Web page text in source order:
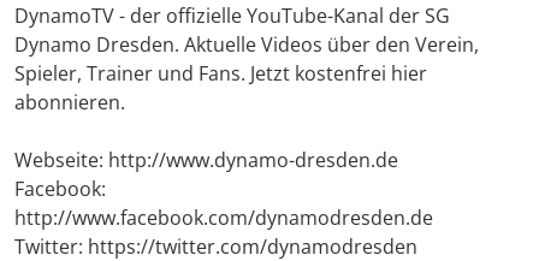
DynamoTV - der offizielle YouTube-Kanal der SG
Dynamo Dresden. Aktuelle Videos über den Verein,
Spieler, Trainer und Fans. Jetzt kostenfrei hier
abonnieren.
Webseite: http://www.dynamo-dresden.de
Facebook:
http://www.facebook.com/dynamodresden.de
Twitter: https://twitter.com/dynamodresden